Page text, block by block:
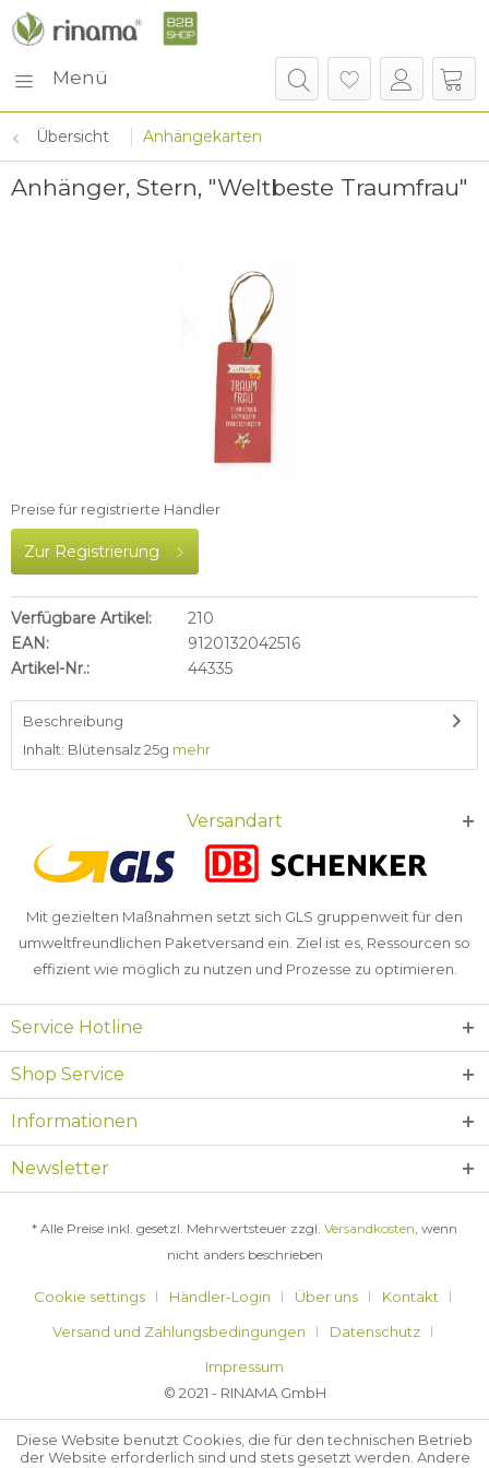
Menü
Übersicht Anhängekarten
Anhänger, Stern, "Weltbeste Traumfrau"
Preise für registrierte Händler
Zur Registrierung
Verfügbare Artikel:
210
EAN:
9120132042516
Artikel-Nr.:
44335
Beschreibung
Inhalt: Blütensalz 25g mehr
Versandart
Mit gezielten Maßnahmen setzt sich GLS gruppenweit für den
umweltfreundlichen Paketversand ein. Ziel ist es, Ressourcen so
effizient wie möglich zu nutzen und Prozesse zu optimieren.
Service Hotline
Shop Service
Informationen
Newsletter
* Alle Preise inkl. gesetzl. Mehrwertsteuer zzgl. Versandkosten, wenn
nicht anders beschrieben
Cookie settings Händler-Login Über uns
Kontakt
Versand und Zahlungsbedingungen
Datenschutz
Impressum
© 2021 - RINAMA GmbH
Diese Website benutzt Cookies, die für den technischen Betrieb
der Website erforderlich sind und stets gesetzt werden. Andere